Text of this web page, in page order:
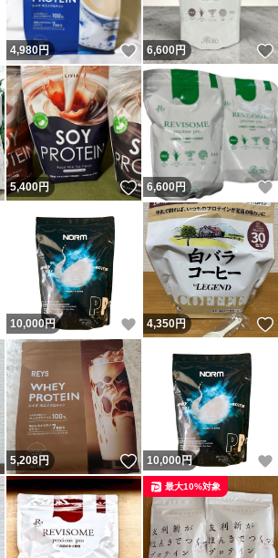
いいね！
4,980円 いいね！
6,600円
いいね！
5,400円 いいね！
6,600円
いいね！
10,000円 いいね！
4,350円
いいね！
5,208円 いいね！
10,000円
最大10%対象